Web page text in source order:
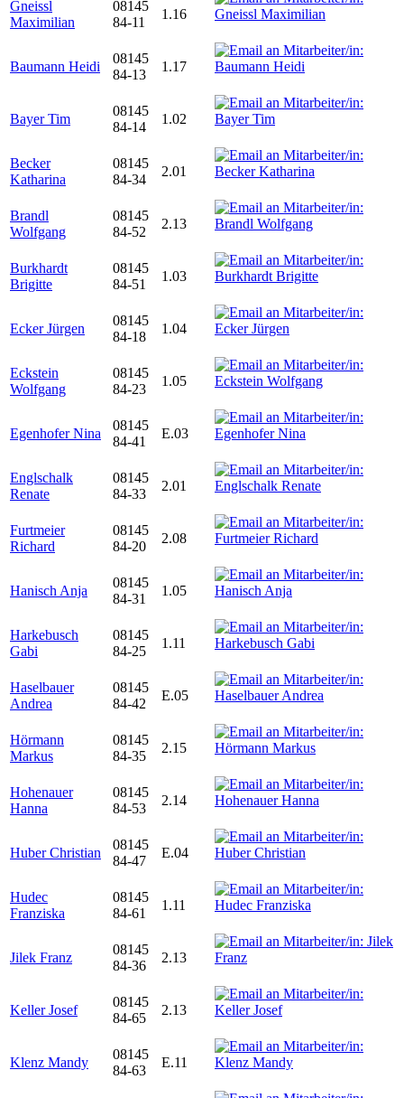
Gneissl
Maximilian
08145
84-11
1.16
Baumann Heidi
08145
84-13
1.17
Bayer Tim
08145
84-14
1.02
Becker
Katharina
08145
84-34
2.01
Brandl
Wolfgang
08145
84-52
2.13
Burkhardt
Brigitte
08145
84-51
1.03
Ecker Jürgen
08145
84-18
1.04
Eckstein
Wolfgang
08145
84-23
1.05
Egenhofer Nina
08145
84-41
E.03
Englschalk
Renate
08145
84-33
2.01
Furtmeier
Richard
08145
84-20
2.08
Hanisch Anja
08145
84-31
1.05
Harkebusch
Gabi
08145
84-25
1.11
Haselbauer
Andrea
08145
84-42
E.05
Hörmann
Markus
08145
84-35
2.15
Hohenauer
Hanna
08145
84-53
2.14
Huber Christian
08145
84-47
E.04
Hudec
Franziska
08145
84-61
1.11
Jilek Franz
08145
84-36
2.13
Keller Josef
08145
84-65
2.13
Klenz Mandy
08145
84-63
E.11